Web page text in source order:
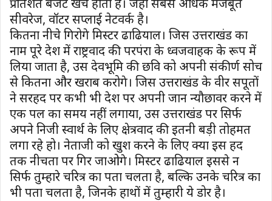
सीवरेज, वॉटर सप्लाई नेटवर्क है।
कितना नीचे गिरोगे मिस्टर ढौंढियाल। जिस उत्तराखंड का
नाम पूरे देश में राष्ट्रवाद की परपंरा के ध्वजवाहक के रूप में
लिया जाता है, उस देवभूमि की छवि को अपनी संकीर्ण सोच
से कितना और खराब करोगे। जिस उत्तराखंड के वीर सपूतों
ने सरहद पर कभी भी देश पर अपनी जान न्यौछावर करने में
एक पल का समय नहीं लगाया, उस उत्तराखंड पर सिर्फ
अपने निजी स्वार्थ के लिए क्षेत्रवाद की इतनी बड़ी तोहमत
लगा रहे हो। नेताजी को खुश करने के लिए क्या इस हद
तक नीचता पर गिर जाओगे। मिस्टर ढौंढियाल इससे न
सिर्फ तुम्हारे चरित्र का पता चलता है, बल्कि उनके चरित्र का
भी पता चलता है, जिनके हाथों में तुम्हारी ये डोर है।